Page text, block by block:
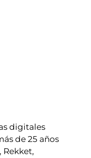
digitales
de 25 años
Rekket,